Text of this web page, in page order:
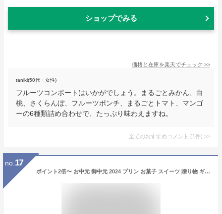
ショップでみる
価格と在庫を楽天でチェック >>
taniki(50代・女性)
フルーツコンポートはいかがでしょう。まるごとみかん、白
桃、さくらんぼ、フルーツポンチ、まるごとトマト、マンゴ
ーの6種類詰め合わせで、たっぷり味わえますね。
全てのおすすめコメント (1件) >
no. 17
ポイント2倍〜 お中元 御中元 2024 プリン お菓子 スイーツ 贈り物 ギフト 千疋屋 パティスリー銀座千疋屋 送料無料 銀座プリン詰合せ